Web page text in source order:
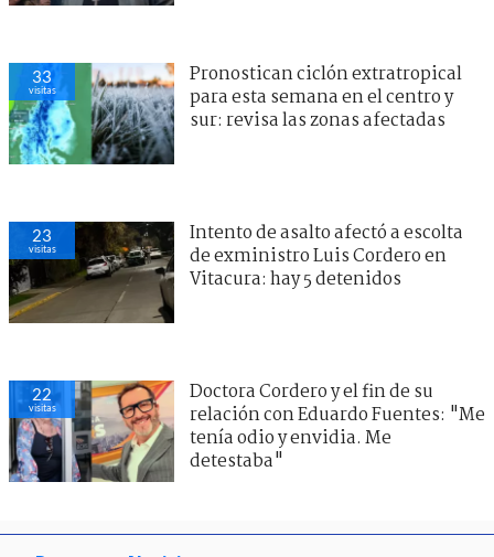
33
visitas
Pronostican ciclón extratropical
para esta semana en el centro y
sur: revisa las zonas afectadas
23
visitas
Intento de asalto afectó a escolta
de exministro Luis Cordero en
Vitacura: hay 5 detenidos
22
visitas
Doctora Cordero y el fin de su
relación con Eduardo Fuentes: "Me
tenía odio y envidia. Me
detestaba"